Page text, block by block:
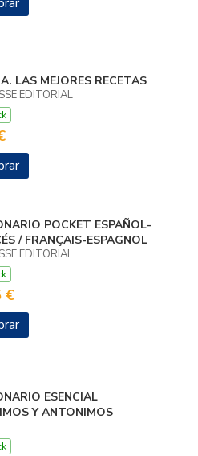
LAS MEJORES RECETAS
EDITORIAL
POCKET ESPAÑOL-
/ FRANÇAIS-ESPAGNOL
EDITORIAL
€
ESENCIAL
Y ANTONIMOS